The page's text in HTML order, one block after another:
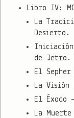
Libro IV:
La
Desierto.
Iniciación
de Jetro.
El
La
El Éxodo
La